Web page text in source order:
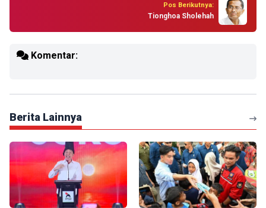
Pos Berikutnya:
Tionghoa Sholehah
Komentar:
Berita Lainnya